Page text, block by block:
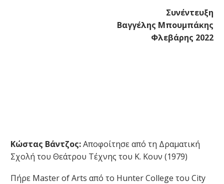
Συνέντευξη
Βαγγέλης Μπουμπάκης
Φλεβάρης 2022
Κώστας Βάντζος:Αποφοίτησε από τη Δραματική
Σχολή του Θεάτρου Τέχνης του Κ. Κουν (1979)
Πήρε Master of Arts από το Hunter College του City